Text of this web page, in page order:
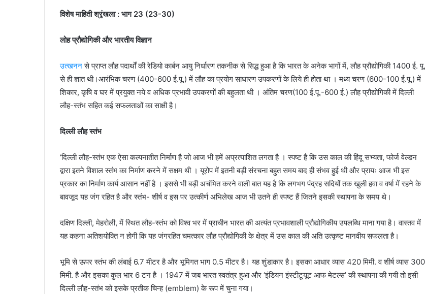
विशेष माहिती श्रृंखला : भाग 23 (23-30)
लोह प्रौद्योगिकी और भारतीय विज्ञान
उत्खननसे प्राप्त लौह पदार्थों की रेडियो कार्बन आयु निर्धारण तकनीक से सिद्ध हुआ है कि भारत के अनेक भागों में, लौह प्रौद्योगिकी 1400 ई. पू.
से ही ज्ञात थी।आरंभिक चरण (400-600 ई.पू.) में लौह का प्रयोग साधारण उपकरणों के लिये ही होता था । मध्य चरण (600-100 ई.पू.) में
शिकार, कृषि व घर में प्रयुक्त नये व अधिक प्रभावी उपकरणों की बहुलता थी । अंतिम चरण(100 ई.पू.-600 ई.) लौह प्रौद्योगिकी में दिल्ली
लौह-स्तंभ सहित कई सफलताओं का साक्षी है।
दिल्ली लौह स्तंभ
‘दिल्ली लौह-स्तंभ एक ऐसा कल्पनातीत निर्माण है जो आज भी हमें अप्रत्याशित लगता है । स्पष्ट है कि उस काल की हिंदू सभ्यता, फोर्ज वेल्डन
द्वारा इतने विशाल स्तंभ का निर्माण करने में सक्षम थी । यूरोप में इतनी बड़ी संरचना बहुत समय बाद ही संभव हुई थी और प्रायः आज भी इस
प्रकार का निर्माण कार्य आसान नहीं है । इससे भी बड़ी अचंभित करने वाली बात यह है कि लगभग पंद्रह सदियों तक खुली हवा व वर्षा में रहने के
बावजूद यह जंग रहित है और स्तंभ- शीर्ष व इस पर उत्कीर्ण अभिलेख आज भी उतने ही स्पष्ट हैं जितने इसकी स्थापना के समय थे।
दक्षिण दिल्ली, मेहरोली, में स्थित लौह-स्तंभ को विश्व भर में प्राचीन भारत की अत्यंत प्रभावशाली प्रौद्योगिकीय उपलब्धि माना गया है। वास्तव में
यह कहना अतिशयोक्ति न होगी कि यह जंगरहित चमत्कार लौह प्रौद्योगिकी के क्षेत्र में उस काल की अति उत्कृष्ट मानवीय सफलता है।
भूमि से ऊपर स्तंभ की लंबाई 6.7 मीटर है और भूमिगत भाग 0.5 मीटर है। यह शुंडाकार है। इसका आधार व्यास 420 मिमी. व शीर्ष व्यास 300
मिमी. है और इसका कुल भार 6 टन है । 1947 में जब भारत स्वतंत्र हुआ और ‘इंडियन इंस्टीटूयूट आफ मेटल्स’ की स्थापना की गयी तो इसी
दिल्ली लौह-स्तंभ को इसके प्रतीक चिन्ह (emblem) के रूप में चुना गया।